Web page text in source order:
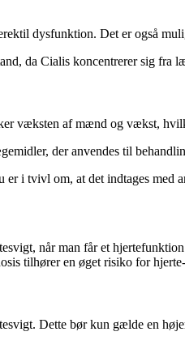
dysfunktion. Det er også
da Cialis koncentrerer sig
væksten af mænd og vækst,
der anvendes til
i tvivl om, at det indtages med
når man får et
tilhører en øget risiko for
Dette bør kun gælde en